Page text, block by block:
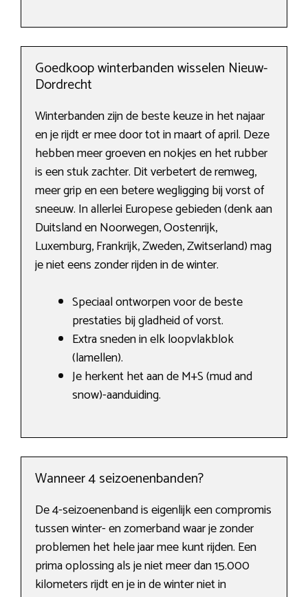
Goedkoop winterbanden wisselen Nieuw-
Dordrecht
Winterbanden zijn de beste keuze in het najaar
en je rijdt er mee door tot in maart of april. Deze
hebben meer groeven en nokjes en het rubber
is een stuk zachter. Dit verbetert de remweg,
meer grip en een betere wegligging bij vorst of
sneeuw. In allerlei Europese gebieden (denk aan
Duitsland en Noorwegen, Oostenrijk,
Luxemburg, Frankrijk, Zweden, Zwitserland) mag
je niet eens zonder rijden in de winter.
Speciaal ontworpen voor de beste
prestaties bij gladheid of vorst.
Extra sneden in elk loopvlakblok
(lamellen).
Je herkent het aan de M+S (mud and
snow)-aanduiding.
Wanneer 4 seizoenenbanden?
De 4-seizoenenband is eigenlijk een compromis
tussen winter- en zomerband waar je zonder
problemen het hele jaar mee kunt rijden. Een
prima oplossing als je niet meer dan 15.000
kilometers rijdt en je in de winter niet in